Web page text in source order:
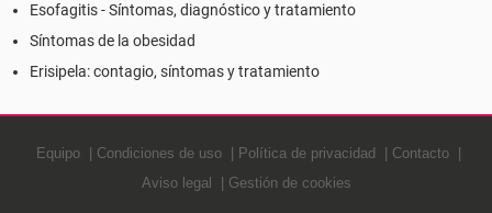
Esofagitis - Síntomas, diagnóstico y tratamiento
Síntomas de la obesidad
Erisipela: contagio, síntomas y tratamiento
Equipo Condiciones de uso Política de privacidad
Contacto
Aviso legal
Gestión de cookies